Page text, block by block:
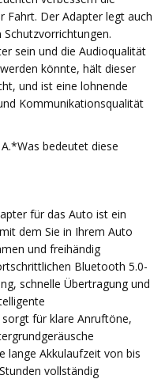
Fahrt. Der Adapter legt auch
sein und die Audioqualität
könnte, hält dieser
und ist eine lohnende
Kommunikationsqualität
bedeutet diese
für das Auto ist ein
dem Sie in Ihrem Auto
und freihändig
Bluetooth 5.0-
schnelle Übertragung und
für klare Anruftöne,
lange Akkulaufzeit von bis
vollständig